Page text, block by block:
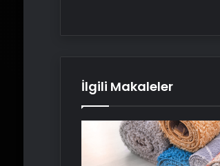
İlgili Makaleler